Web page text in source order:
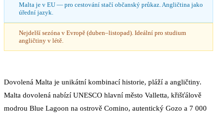
Malta je v EU — pro cestování stačí občanský průkaz. Angličtina jako
úřední jazyk.
Nejdelší sezóna v Evropě (duben–listopad). Ideální pro studium
angličtiny v létě.
Dovolená Malta je unikátní kombinací historie, pláží a angličtiny.
Malta dovolená nabízí UNESCO hlavní město Valletta, křišťálově
modrou Blue Lagoon na ostrově Comino, autentický Gozo a 7 000